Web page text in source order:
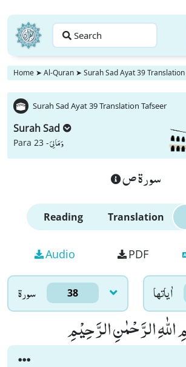
Search
Home ➤ Al-Quran ➤ Surah Sad Ayat 39
Surah Sad Ayat 39 Translation Tafseer
Surah Sad
Para 23 -وَ مَا لِیَ
سورة ص
Reading Translation
Audio PDF
سورۃ 38 اٰياتها
الرَّحْمٰنِ الرَّحِیْمِ